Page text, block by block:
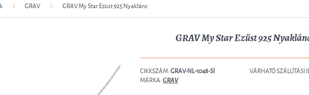
GRAV GRAV My Star Ezüst 925 Nyaklánc
GRAV My Star Ezüst 925
CIKKSZÁM:GRAV-NL-1048-SI
MÁRKA:GRAV
VÁRHATÓ SZÁLLÍTÁSI